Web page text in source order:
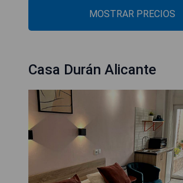
MOSTRAR PRECIOS
Casa Durán Alicante